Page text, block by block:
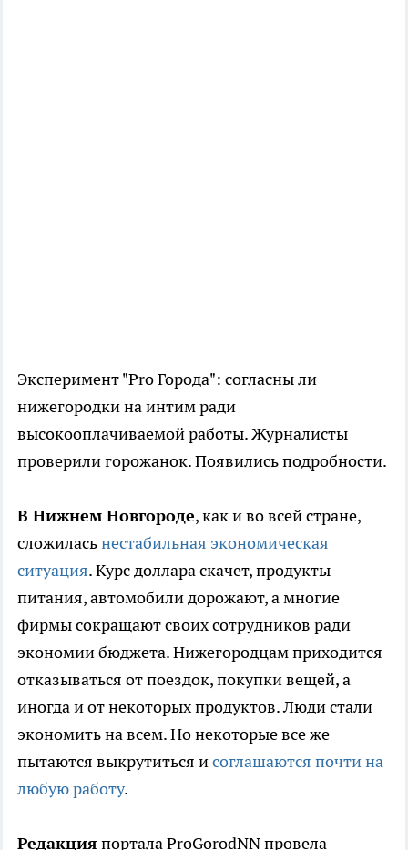
Эксперимент "Pro Города": согласны ли
нижегородки на интим ради
высокооплачиваемой работы. Журналисты
проверили горожанок. Появились подробности.
В Нижнем Новгороде, как и во всей стране,
сложиласьнестабильная экономическая
ситуация. Курс доллара скачет, продукты
питания, автомобили дорожают, а многие
фирмы сокращают своих сотрудников ради
экономии бюджета. Нижегородцам приходится
отказываться от поездок, покупки вещей, а
иногда и от некоторых продуктов. Люди стали
экономить на всем. Но некоторые все же
пытаются выкрутиться исоглашаются почти на
любую работу.
Редакция портала ProGorodNN провела